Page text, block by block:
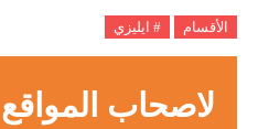
الأقسام # ايليزي
لاصحاب